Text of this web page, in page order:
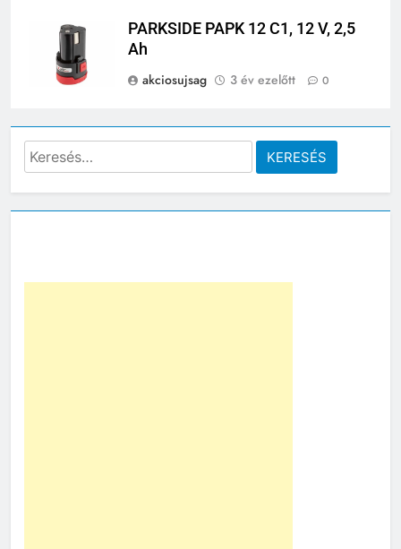
PARKSIDE PAPK 12 C1, 12 V, 2,5
Ah
akciosujsag
3 év ezelőtt 0
Keresés: